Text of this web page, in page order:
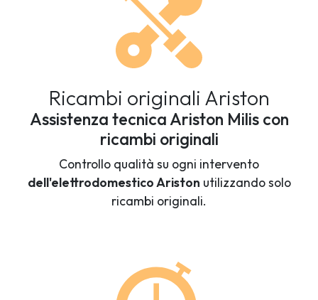
Ricambi originali Ariston
Assistenza tecnica Ariston Milis con
ricambi originali
Controllo qualità su ogni intervento
dell'elettrodomestico Ariston utilizzando solo
ricambi originali.